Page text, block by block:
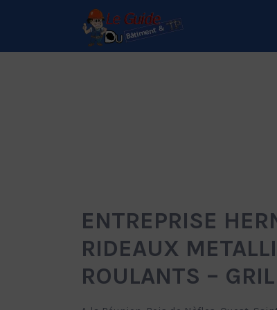
Rechercher:
ENTREPRISE
RIDEAUX
ROULANTS –